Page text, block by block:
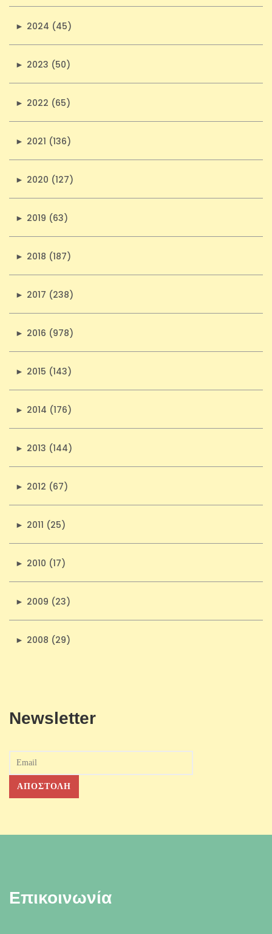
► 2024 (45)
► 2023 (50)
► 2022 (65)
► 2021 (136)
► 2020 (127)
► 2019 (63)
► 2018 (187)
► 2017 (238)
► 2016 (978)
► 2015 (143)
► 2014 (176)
► 2013 (144)
► 2012 (67)
► 2011 (25)
► 2010 (17)
► 2009 (23)
► 2008 (29)
Newsletter
Επικοινωνία